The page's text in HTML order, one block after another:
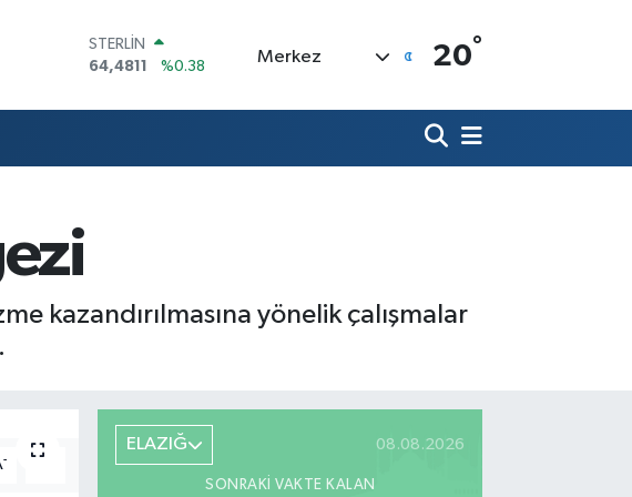
STERLİN
64,4811
%0.38
6660.55
%0.03
Merkez 20°
kazandırılmasına yönelik çalışmalar
-
ELAZIĞ 08.08.2026
SONRAKI VAKTE KALAN